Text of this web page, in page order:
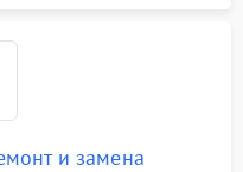
и замена